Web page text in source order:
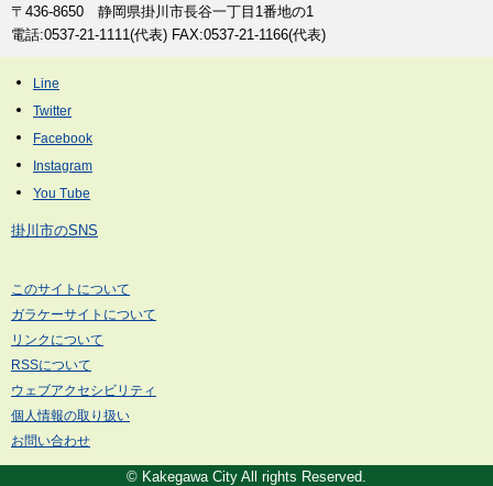
〒436-8650 静岡県掛川市長谷一丁目1番地の1
電話:0537-21-1111(代表) FAX:0537-21-1166(代表)
掛川市のSNS
このサイトについて
ガラケーサイトについて
リンクについて
RSSについて
ウェブアクセシビリティ
個人情報の取り扱い
お問い合わせ
© Kakegawa City All rights Reserved.